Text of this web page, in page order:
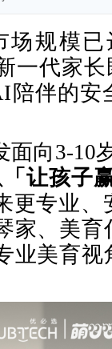
场规模
一代家
陪伴的安
面向3-10
「让孩子
更专业
家、美育
业美育